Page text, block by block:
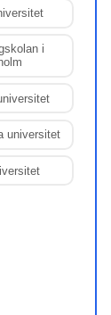
i
universitet